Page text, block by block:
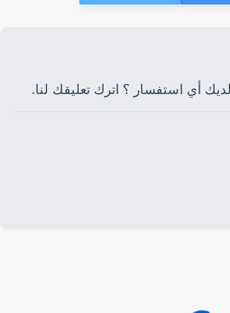
أي استفسار ؟ اترك تعليقك لنا.